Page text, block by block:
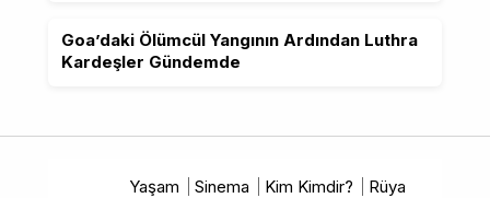
Goa’daki Ölümcül Yangının Ardından Luthra
Kardeşler Gündemde
Yaşam Sinema Kim Kimdir?
Rüya